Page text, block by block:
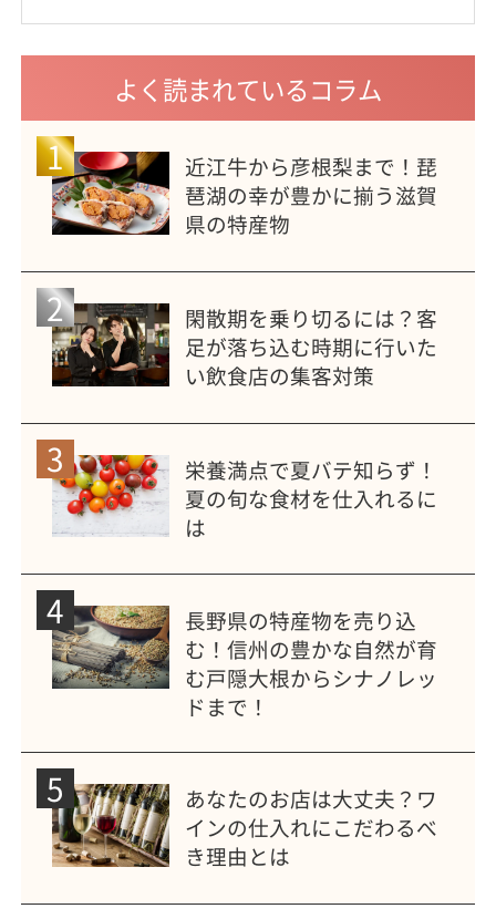
よく読まれているコラム
1
近江牛から彦根梨まで！琵
琶湖の幸が豊かに揃う滋賀
県の特産物
2
閑散期を乗り切るには？客
足が落ち込む時期に行いた
い飲食店の集客対策
3
栄養満点で夏バテ知らず！
夏の旬な食材を仕入れるに
は
4
長野県の特産物を売り込
む！信州の豊かな自然が育
む戸隠大根からシナノレッ
ドまで！
5
あなたのお店は大丈夫？ワ
インの仕入れにこだわるべ
き理由とは